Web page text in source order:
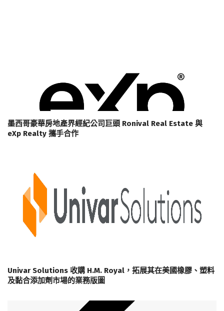
墨西哥豪華房地產界經紀公司巨頭 Ronival Real Estate 與
eXp Realty 攜手合作
Univar Solutions 收購 H.M. Royal，拓展其在美國橡膠、塑料
及黏合添加劑市場的業務版圖